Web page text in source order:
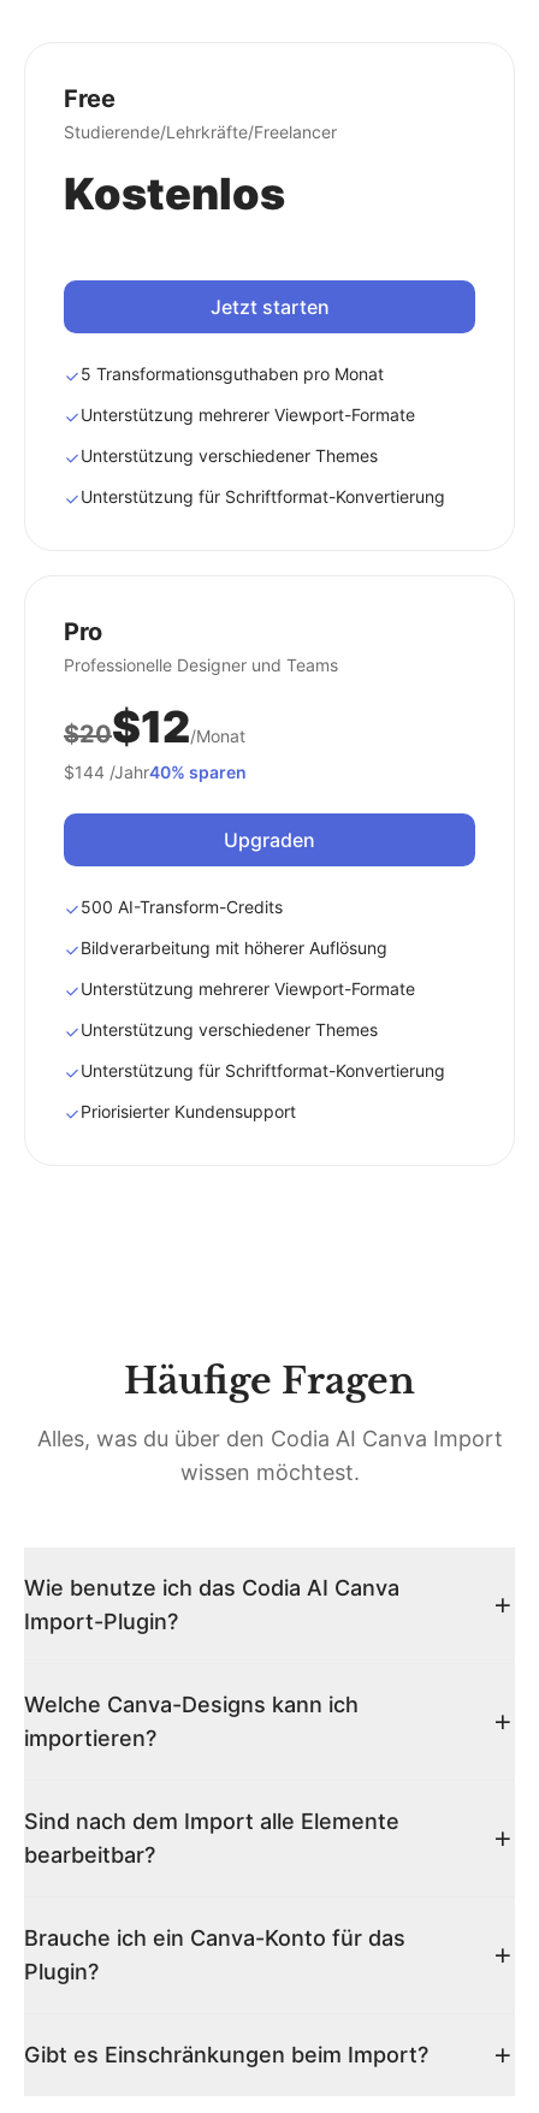
Free
Studierende/Lehrkräfte/Freelancer
Kostenlos
Jetzt starten
5 Transformationsguthaben pro Monat
Unterstützung mehrerer Viewport-Formate
Unterstützung verschiedener Themes
Unterstützung für Schriftformat-Konvertierung
Pro
Professionelle Designer und Teams
$20$12/Monat
$144 /Jahr40% sparen
Upgraden
500 AI-Transform-Credits
Bildverarbeitung mit höherer Auflösung
Unterstützung mehrerer Viewport-Formate
Unterstützung verschiedener Themes
Unterstützung für Schriftformat-Konvertierung
Priorisierter Kundensupport
Häufige Fragen
Alles, was du über den Codia AI Canva Import
wissen möchtest.
Wie benutze ich das Codia AI Canva
Import-Plugin?
Welche Canva-Designs kann ich
importieren?
Sind nach dem Import alle Elemente
bearbeitbar?
Brauche ich ein Canva-Konto für das
Plugin?
Gibt es Einschränkungen beim Import?